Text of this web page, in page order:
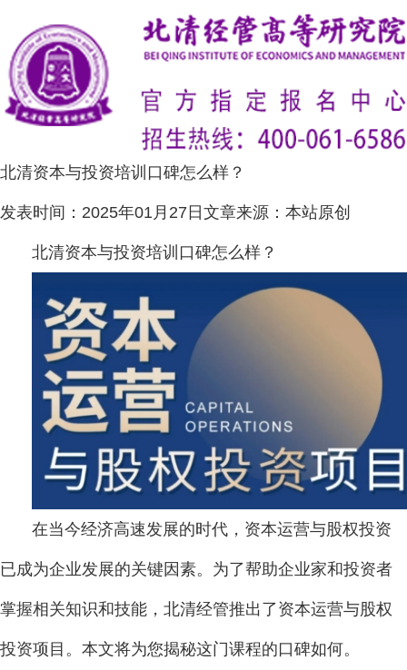
北清资本与投资培训口碑怎么样？
发表时间： 2025年01月27日 文章来源： 本站原创
北清资本与投资培训口碑怎么样？
在当今经济高速发展的时代，资本运营与股权投资
已成为企业发展的关键因素。为了帮助企业家和投资者
掌握相关知识和技能，北清经管推出了资本运营与股权
投资项目。本文将为您揭秘这门课程的口碑如何。